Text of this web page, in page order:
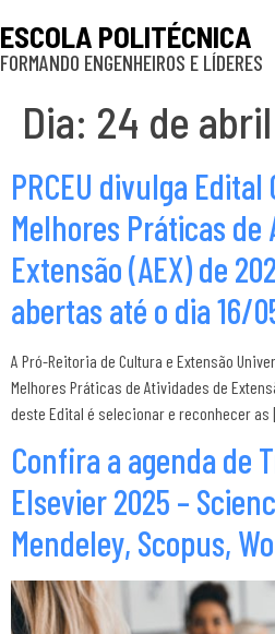
ESCOLA POLITÉCNICA
FORMANDO ENGENHEIROS E LÍDERES
Dia: 24 de
PRCEU divulga
Melhores Práticas de
Extensão (AEX) de
abertas até o dia 16/
A Pró-Reitoria de Cultura e Extensão
Melhores Práticas de Atividades de
deste Edital é selecionar e reconhecer
Confira a agenda de
Elsevier 2025 –
Mendeley, Scopus,